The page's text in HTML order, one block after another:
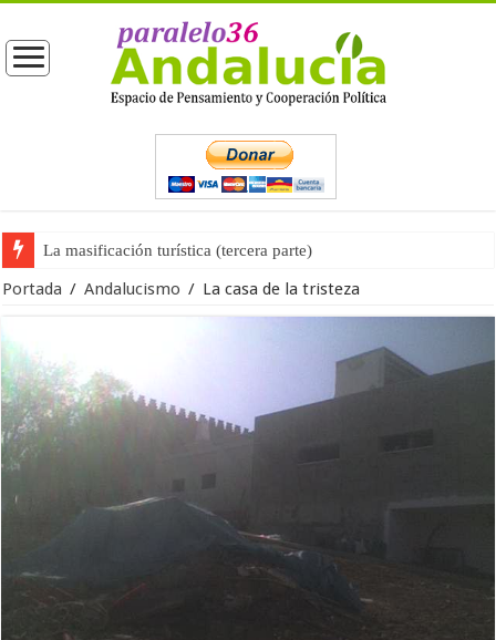
La masificación turística (tercera parte)
La opinión pública ante las próximas elecciones generales
Portada / Andalucismo / La casa de la tristeza